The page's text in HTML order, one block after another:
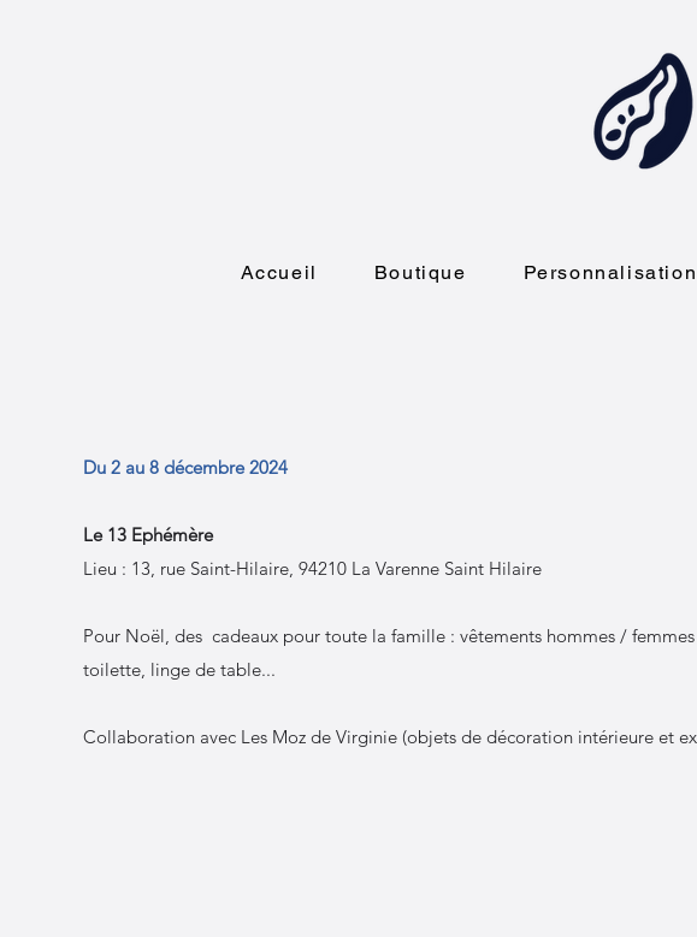
Accueil Boutique Personnalisation
Du 2 au 8 décembre 2024
Le13 Ephémère
Lieu : 13, rue Saint-Hilaire, 94210 La Varenne Saint Hilaire
Pour Noël, des cadeaux pour toute la famille : vêtements hommes /
toilette, linge de table...
Collaboration avec Les Moz de Virginie (objets de décoration intérieure et